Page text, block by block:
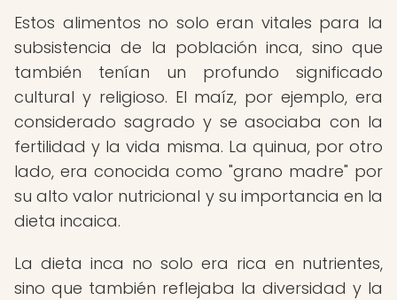
Estos alimentos no solo eran vitales para la
subsistencia de la población inca, sino que
también tenían un profundo significado
cultural y religioso. El maíz, por ejemplo, era
considerado sagrado y se asociaba con la
fertilidad y la vida misma. La quinua, por otro
lado, era conocida como "grano madre" por
su alto valor nutricional y su importancia en la
dieta incaica.
La dieta inca no solo era rica en nutrientes,
sino que también reflejaba la diversidad y la